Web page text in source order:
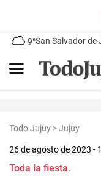
9°San Salvador de
Todo Jujuy >Jujuy
26 de agosto de 2023 -
Toda la fiesta.